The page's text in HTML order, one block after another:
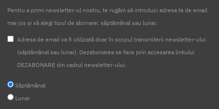
Pentru a primi newsletter-ul nostru, te rugăm să introduci adresa ta de email
mai jos și să alegi tipul de abonare: săptămânal sau lunar.
Adresa de email va fi utilizată doar în scopul transmiterii newsletter-ului
(săptămânal sau lunar). Dezabonarea se face prin accesarea linkului
DEZABONARE din cadrul newsletter-ului.
Săptămânal
Lunar